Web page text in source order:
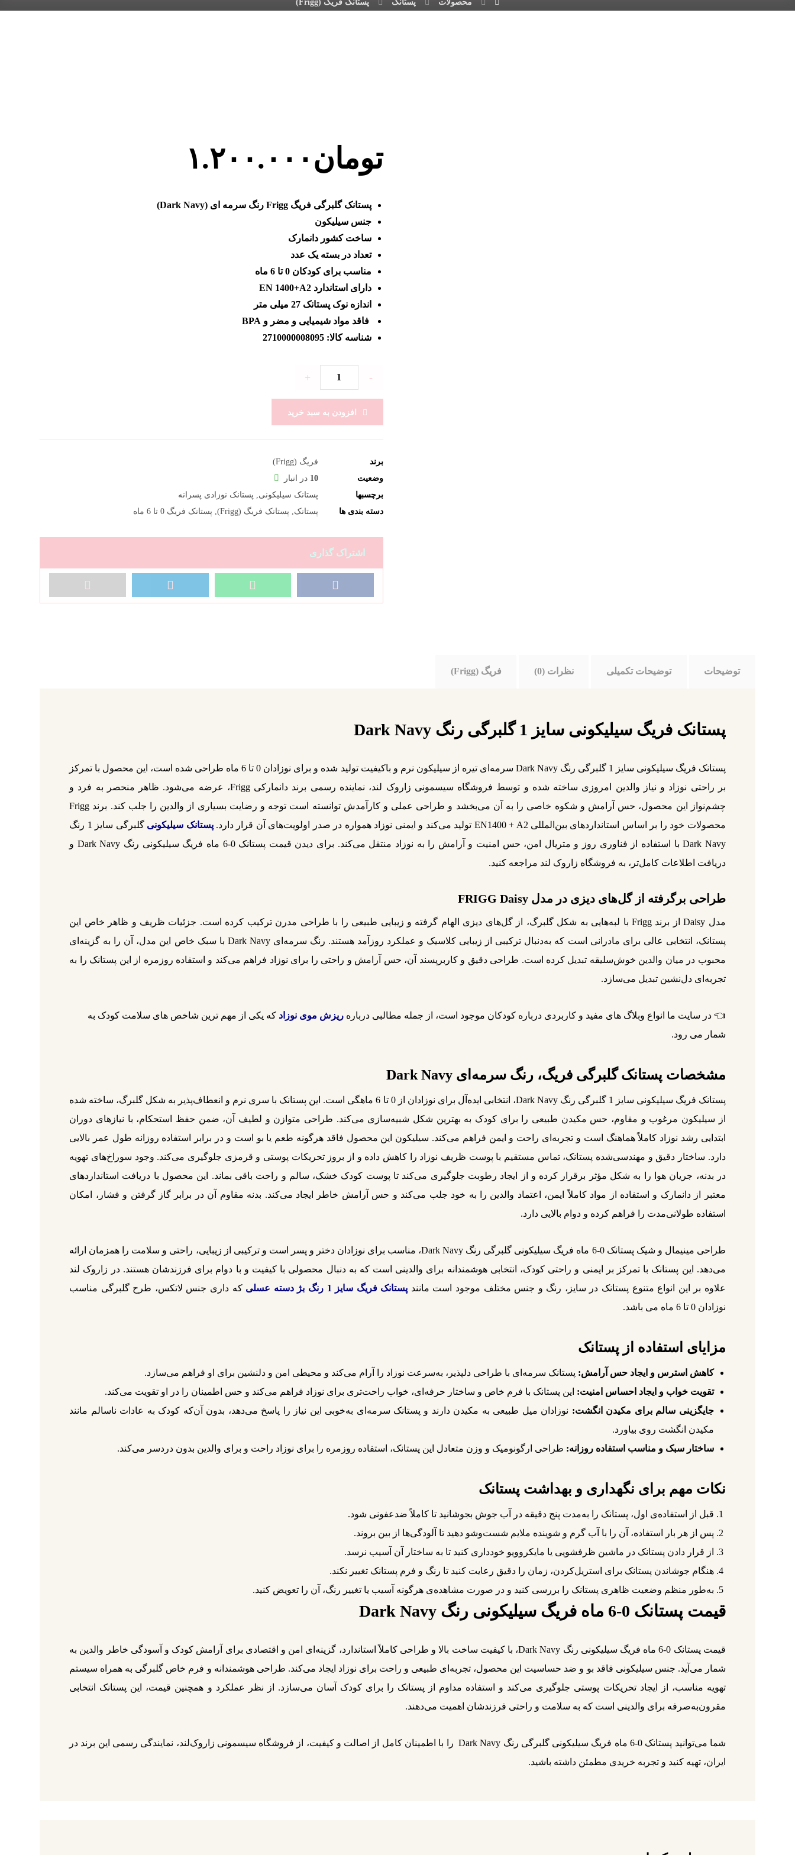
محصولات پستانک پستانک فریگ (Frigg)
تومان۱.۲۰۰.۰۰۰
پستانک گلبرگی فریگ Frigg رنگ سرمه ای (Dark Navy)
جنس سیلیکون
ساخت کشور دانمارک
تعداد در بسته یک عدد
مناسب برای کودکان 0 تا 6 ماه
دارای استاندارد EN 1400+A2
اندازه نوک پستانک 27 میلی متر
فاقد مواد شیمیایی و مضر و BPA
شناسه کالا: 2710000008095
-
+
افزودن به سبد خرید
برند
فریگ (Frigg)
وضعیت
10 در انبار
برچسبها
پستانک سیلیکونی
پستانک نوزادی پسرانه
دسته بندی ها
پستانک پستانک فریگ (Frigg) پستانک فریگ 0 تا 6 ماه
توضیحات توضیحات تکمیلی نظرات (0) فریگ (Frigg)
پستانک فریگ سیلیکونی سایز 1 گلبرگی رنگ Dark Navy
پستانک فریگ سیلیکونی سایز 1 گلبرگی رنگ Dark Navy سرمه‌ای تیره از سیلیکون نرم و باکیفیت تولید شده و برای نوزادان 0 تا 6 ماه طراحی شده است، این محصول با تمرکز
بر راحتی نوزاد و نیاز والدین امروزی ساخته شده و توسط فروشگاه سیسمونی زاروک‌ لند، نماینده رسمی برند دانمارکی Frigg، عرضه می‌شود. ظاهر منحصر به فرد و
چشم‌نواز این محصول، حس آرامش و شکوه خاصی را به آن می‌بخشد و طراحی عملی و کارآمدش توانسته است توجه و رضایت بسیاری از والدین را جلب کند. برند Frigg
محصولات خود را بر اساس استانداردهای بین‌المللی EN1400 + A2 تولید می‌کند و ایمنی نوزاد همواره در صدر اولویت‌های آن قرار دارد.
پستانک سیلیکونی
گلبرگی سایز 1 رنگ
Dark Navy با استفاده از فناوری روز و متریال امن، حس امنیت و آرامش را به نوزاد منتقل می‌کند. برای دیدن قیمت پستانک 0-6 ماه فریگ سیلیکونی رنگ Dark Navy و
دریافت اطلاعات کامل‌تر، به فروشگاه زاروک‌ لند مراجعه کنید.
طراحی برگرفته از گل‌های دیزی در مدل FRIGG Daisy
مدل Daisy از برند Frigg با لبه‌هایی به شکل گلبرگ، از گل‌های دیزی الهام گرفته و زیبایی طبیعی را با طراحی مدرن ترکیب کرده است. جزئیات ظریف و ظاهر خاص این
پستانک، انتخابی عالی برای مادرانی است که به‌دنبال ترکیبی از زیبایی کلاسیک و عملکرد روزآمد هستند. رنگ سرمه‌ای Dark Navy با سبک خاص این مدل، آن را به گزینه‌ای
محبوب در میان والدین خوش‌سلیقه تبدیل کرده است. طراحی دقیق و کاربرپسند آن، حس آرامش و راحتی را برای نوزاد فراهم می‌کند و استفاده روزمره از این پستانک را به
تجربه‌ای دل‌نشین تبدیل می‌سازد.
👈 در سایت ما انواع وبلاگ‌ های مفید و کاربردی درباره کودکان موجود است، از جمله مطالبی درباره ریزش موی نوزاد که یکی از مهم‌ ترین شاخص‌ های سلامت کودک به
شمار می‌ رود.
مشخصات پستانک گلبرگی فریگ، رنگ سرمه‌ای Dark Navy
پستانک فریگ سیلیکونی سایز 1 گلبرگی رنگ Dark Navy، انتخابی ایده‌آل برای نوزادان از 0 تا 6 ماهگی است. این پستانک با سری نرم و انعطاف‌پذیر به شکل گلبرگ، ساخته شده
از سیلیکون مرغوب و مقاوم، حس مکیدن طبیعی را برای کودک به بهترین شکل شبیه‌سازی می‌کند. طراحی متوازن و لطیف آن، ضمن حفظ استحکام، با نیازهای دوران
ابتدایی رشد نوزاد کاملاً هماهنگ است و تجربه‌ای راحت و ایمن فراهم می‌کند. سیلیکون این محصول فاقد هرگونه طعم یا بو است و در برابر استفاده روزانه طول عمر بالایی
دارد. ساختار دقیق و مهندسی‌شده پستانک، تماس مستقیم با پوست ظریف نوزاد را کاهش داده و از بروز تحریکات پوستی و قرمزی جلوگیری می‌کند. وجود سوراخ‌های تهویه
در بدنه، جریان هوا را به شکل مؤثر برقرار کرده و از ایجاد رطوبت جلوگیری می‌کند تا پوست کودک خشک، سالم و راحت باقی بماند. این محصول با دریافت استانداردهای
معتبر از دانمارک و استفاده از مواد کاملاً ایمن، اعتماد والدین را به خود جلب می‌کند و حس آرامش خاطر ایجاد می‌کند. بدنه مقاوم آن در برابر گاز گرفتن و فشار، امکان
استفاده طولانی‌مدت را فراهم کرده و دوام بالایی دارد.
طراحی مینیمال و شیک پستانک 0-6 ماه فریگ سیلیکونی گلبرگی رنگ Dark Navy، مناسب برای نوزادان دختر و پسر است و ترکیبی از زیبایی، راحتی و سلامت را همزمان ارائه
می‌دهد. این پستانک با تمرکز بر ایمنی و راحتی کودک، انتخابی هوشمندانه برای والدینی است که به دنبال محصولی با کیفیت و با دوام برای فرزندشان هستند. در زاروک لند
علاوه بر این انواع متنوع پستانک در سایز، رنگ و جنس مختلف موجود است مانند پستانک فریگ سایز 1 رنگ بژ دسته عسلی
که داری جنس لاتکس، طرح گلبرگی مناسب
نوزادان 0 تا 6 ماه می باشد.
مزایای استفاده از پستانک
کاهش استرس و ایجاد حس آرامش: پستانک سرمه‌ای با طراحی دلپذیر، به‌سرعت نوزاد را آرام می‌کند و محیطی امن و دلنشین برای او فراهم می‌سازد.
تقویت خواب و ایجاد احساس امنیت: این پستانک با فرم خاص و ساختار حرفه‌ای، خواب راحت‌تری برای نوزاد فراهم می‌کند و حس اطمینان را در او تقویت می‌کند.
جایگزینی سالم برای مکیدن انگشت: نوزادان میل طبیعی به مکیدن دارند و پستانک سرمه‌ای به‌خوبی این نیاز را پاسخ می‌دهد، بدون آن‌که کودک به عادات ناسالم مانند
مکیدن انگشت روی بیاورد.
ساختار سبک و مناسب استفاده روزانه: طراحی ارگونومیک و وزن متعادل این پستانک، استفاده روزمره را برای نوزاد راحت و برای والدین بدون دردسر می‌کند.
نکات مهم برای نگهداری و بهداشت پستانک
قبل از استفاده‌ی اول، پستانک را به‌مدت پنج دقیقه در آب جوش بجوشانید تا کاملاً ضدعفونی شود.
پس از هر بار استفاده، آن را با آب گرم و شوینده ملایم شست‌وشو دهید تا آلودگی‌ها از بین بروند.
از قرار دادن پستانک در ماشین ظرفشویی یا مایکروویو خودداری کنید تا به ساختار آن آسیب نرسد.
هنگام جوشاندن پستانک برای استریل‌کردن، زمان را دقیق رعایت کنید تا رنگ و فرم پستانک تغییر نکند.
به‌طور منظم وضعیت ظاهری پستانک را بررسی کنید و در صورت مشاهده‌ی هرگونه آسیب یا تغییر رنگ، آن را تعویض کنید.
قیمت پستانک 0-6 ماه فریگ سیلیکونی رنگ Dark Navy
قیمت پستانک 0-6 ماه فریگ سیلیکونی رنگ Dark Navy، با کیفیت ساخت بالا و طراحی کاملاً استاندارد، گزینه‌ای امن و اقتصادی برای آرامش کودک و آسودگی خاطر والدین به
شمار می‌آید. جنس سیلیکونی فاقد بو و ضد حساسیت این محصول، تجربه‌ای طبیعی و راحت برای نوزاد ایجاد می‌کند. طراحی هوشمندانه و فرم خاص گلبرگی به همراه سیستم
تهویه مناسب، از ایجاد تحریکات پوستی جلوگیری می‌کند و استفاده مداوم از پستانک را برای کودک آسان می‌سازد. از نظر عملکرد و همچنین قیمت، این پستانک انتخابی
مقرون‌به‌صرفه برای والدینی است که به سلامت و راحتی فرزندشان اهمیت می‌دهند.
شما می‌توانید پستانک 0-6 ماه فریگ سیلیکونی گلبرگی رنگ Dark Navy را با اطمینان کامل از اصالت و کیفیت، از فروشگاه سیسمونی زاروک‌لند، نمایندگی رسمی این برند در
ایران، تهیه کنید و تجربه خریدی مطمئن داشته باشید.